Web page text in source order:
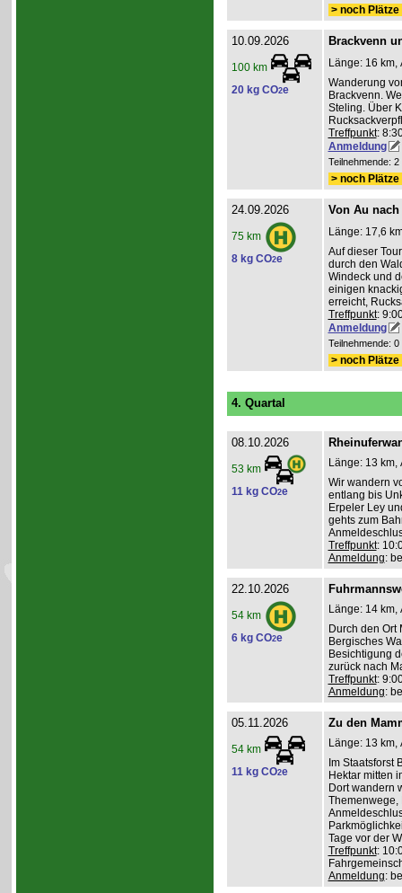
> noch
10.09.2026
100 km
20 kg CO2e
Brackvenn
Länge: 16 km,
Wanderung
Brackvenn.
Steling. Über
Treffpunkt:
Anmeldung
Teilnehmende:
> noch
24.09.2026
75 km
8 kg CO2e
Von Au
Länge: 17,6
Auf dieser
durch den
Windeck und
einigen
erreicht,
Treffpunkt:
Anmeldung
Teilnehmende:
> noch
4. Quartal
08.10.2026
53 km
11 kg CO2e
Länge: 13 km,
Wir wandern
entlang bis
Erpeler Ley
gehts zum
Treffpunkt:
Anmeldung:
22.10.2026
54 km
6 kg CO2e
Länge: 14 km,
Durch den Ort
Bergisches
Besichtigung
zurück nach
Treffpunkt:
Anmeldung:
05.11.2026
54 km
11 kg CO2e
Zu den
Länge: 13 km,
Im Staatsforst
Hektar mitten
Dort wandern
Themenwege,
Tage vor der
Treffpunkt:
Anmeldung: